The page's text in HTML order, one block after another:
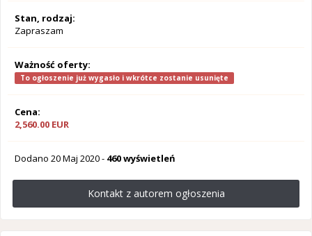
Stan, rodzaj:
Zapraszam
Ważność oferty:
To ogłoszenie już wygasło i wkrótce zostanie usunięte
Cena:
2,560.00 EUR
Dodano 20 Maj 2020- 460 wyświetleń
Kontakt z autorem ogłoszenia